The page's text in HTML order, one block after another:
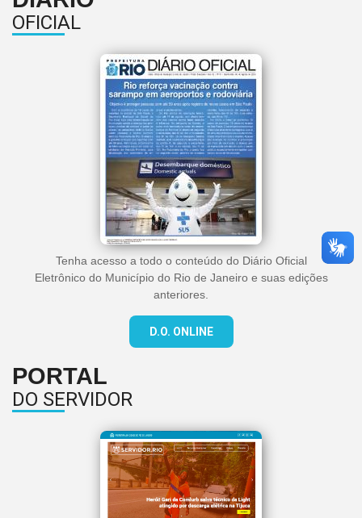
OFICIAL
Tenha acesso a todo o conteúdo do Diário Oficial
Eletrônico do Município do Rio de Janeiro e suas edições
anteriores.
D.O. ONLINE
PORTAL
DO SERVIDOR